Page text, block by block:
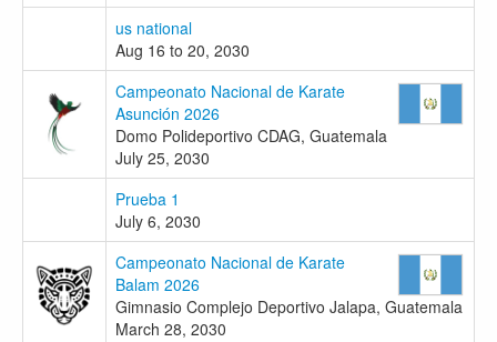
us national
Aug 16 to 20, 2030
Campeonato Nacional de Karate
Asunción 2026
Domo Polideportivo CDAG, Guatemala
July 25, 2030
Prueba 1
July 6, 2030
Campeonato Nacional de Karate
Balam 2026
Gimnasio Complejo Deportivo Jalapa, Guatemala
March 28, 2030